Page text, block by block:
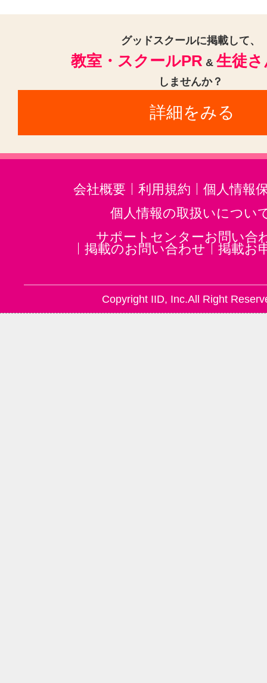
グッドスクールに掲載して、
教室・スクールPR & 生徒
しませんか？
詳細をみる
会社概要 利用規約
個人情報
個人情報の取扱いについ
サポートセンターお問い合
掲載のお問い合わせ
掲載お
Copyright IID, Inc.All Right